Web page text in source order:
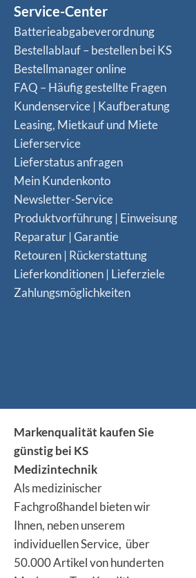
Service-Center
Batterieabgabeverordnung
Bestellablauf – bestellen bei KS
Bestellmanager online
FAQ – Häufig gestellte Fragen
Kundenservice | Kaufberatung
Leasing, Mietkauf und Miete
Lieferservice
Lieferstatus anfragen
Mein Kundenkonto
Newsletter-Service
Produktvorführung | Einweisung
Reparatur | Garantie
Retouren | Rückerstattung
Lieferkonditionen | Lieferziele
Zahlungsmöglichkeiten
Markenqualität kaufen Sie
günstig bei KS
Medizintechnik
Als medizinischer
Fachgroßhandel bieten wir
Ihnen, neben unserem
individuellen Service, über
50.000 Artikel von hunderten